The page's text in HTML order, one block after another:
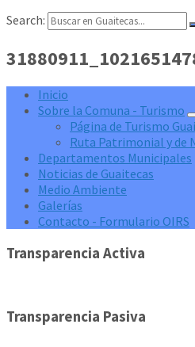
Search:
Inicio
Sobre la Comuna - Turismo
Página de Turismo
Ruta Patrimonial y de
Departamentos Municipales
Noticias de Guaitecas
Medio Ambiente
Galerías
Contacto - Formulario OIRS
Transparencia Activa
Transparencia Pasiva